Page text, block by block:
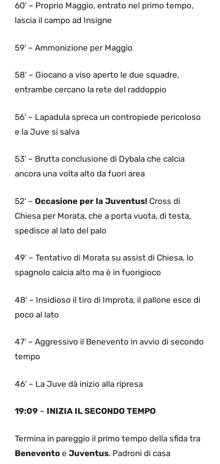
60′ – Proprio Maggio, entrato nel primo tempo,
lascia il campo ad Insigne
59′ – Ammonizione per Maggio
58′ – Giocano a viso aperto le due squadre,
entrambe cercano la rete del raddoppio
56′ – Lapadula spreca un contropiede pericoloso
e la Juve si salva
53′ – Brutta conclusione di Dybala che calcia
ancora una volta alto da fuori area
52′ – Occasione per la Juventus! Cross di
Chiesa per Morata, che a porta vuota, di testa,
spedisce al lato del palo
49′ – Tentativo di Morata su assist di Chiesa, lo
spagnolo calcia alto ma è in fuorigioco
48′ – Insidioso il tiro di Improta, il pallone esce di
poco al lato
47′ – Aggressivo il Benevento in avvio di secondo
tempo
46′ – La Juve dà inizio alla ripresa
19:09 – INIZIA IL SECONDO TEMPO
Termina in pareggio il primo tempo della sfida tra
Benevento e Juventus. Padroni di casa